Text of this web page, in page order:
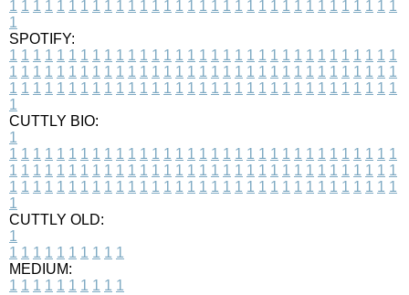
1 1 1 1 1 1 1 1 1 1 1 1 1 1 1 1 1 1 1 1 1 1 1 1 1 1 1 1 1 1 1 1 1
1
SPOTIFY:
1 1 1 1 1 1 1 1 1 1 1 1 1 1 1 1 1 1 1 1 1 1 1 1 1 1 1 1 1 1 1 1 1
1 1 1 1 1 1 1 1 1 1 1 1 1 1 1 1 1 1 1 1 1 1 1 1 1 1 1 1 1 1 1 1 1
1 1 1 1 1 1 1 1 1 1 1 1 1 1 1 1 1 1 1 1 1 1 1 1 1 1 1 1 1 1 1 1 1
1
CUTTLY BIO:
1
1 1 1 1 1 1 1 1 1 1 1 1 1 1 1 1 1 1 1 1 1 1 1 1 1 1 1 1 1 1 1 1 1
1 1 1 1 1 1 1 1 1 1 1 1 1 1 1 1 1 1 1 1 1 1 1 1 1 1 1 1 1 1 1 1 1
1 1 1 1 1 1 1 1 1 1 1 1 1 1 1 1 1 1 1 1 1 1 1 1 1 1 1 1 1 1 1 1 1
1
CUTTLY OLD:
1
1 1 1 1 1 1 1 1 1 1
MEDIUM:
1 1 1 1 1 1 1 1 1 1